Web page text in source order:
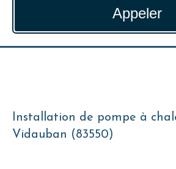
Appeler
Installation de pompe à
Vidauban (83550)